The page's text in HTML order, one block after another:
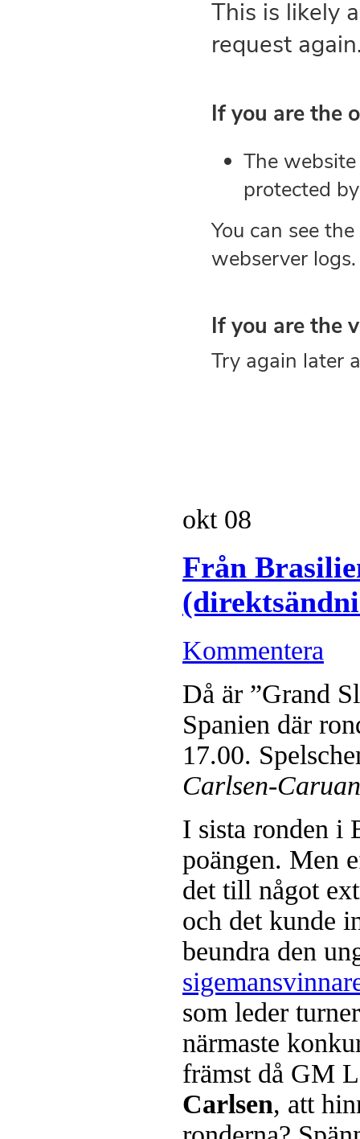
okt08
Från
Kommentera
Då är ”Grand
Spanien där
17.00.
Carlsen-
I sista ronden i
poängen. Men
det till något
och det kunde
beundra den
som leder
närmaste
främst då GM
Carlsen, att